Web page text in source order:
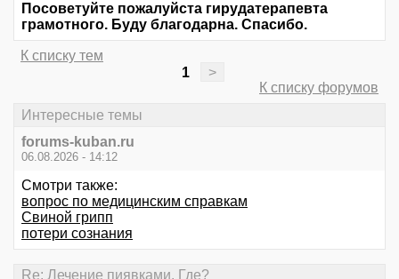
Посоветуйте пожалуйста гирудатерапевта
грамотного. Буду благодарна. Спасибо.
К списку тем
1
>
К списку форумов
Интересные темы
forums-kuban.ru
06.08.2026 - 14:12
Смотри также:
вопрос по медицинским справкам
Свиной грипп
потери сознания
Re: Лечение пиявками. Где?